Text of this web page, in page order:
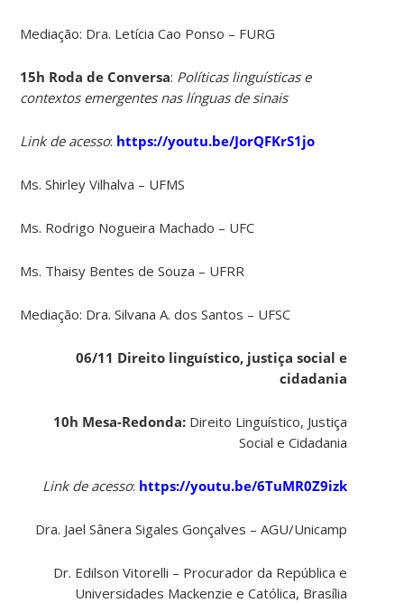
Mediação: Dra. Letícia Cao Ponso – FURG
15h Roda de Conversa: Políticas linguísticas e
contextos emergentes nas línguas de sinais
Link de acesso: https://youtu.be/JorQFKrS1jo
Ms. Shirley Vilhalva – UFMS
Ms. Rodrigo Nogueira Machado – UFC
Ms. Thaisy Bentes de Souza – UFRR
Mediação: Dra. Silvana A. dos Santos – UFSC
06/11 Direito linguístico, justiça social e
cidadania
10h Mesa-Redonda: Direito Linguístico, Justiça
Social e Cidadania
Link de acesso: https://youtu.be/6TuMR0Z9izk
Dra. Jael Sânera Sigales Gonçalves – AGU/Unicamp
Dr. Edilson Vitorelli – Procurador da República e
Universidades Mackenzie e Católica, Brasília